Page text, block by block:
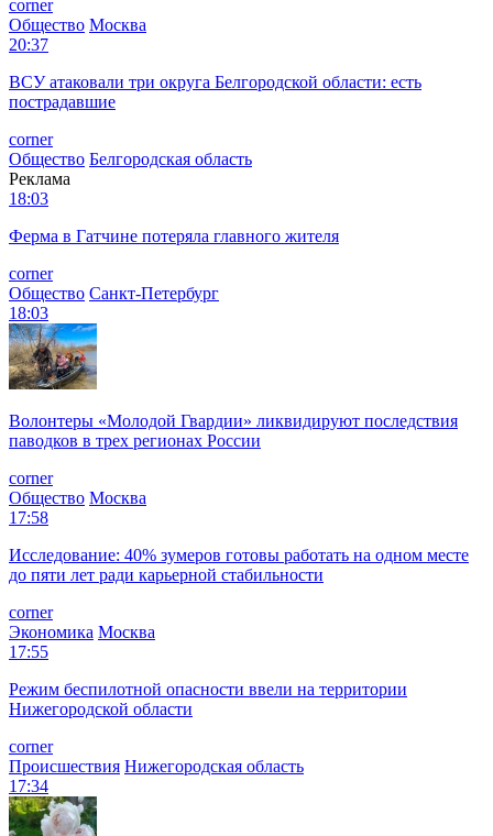
corner
Общество Москва
20:37
ВСУ атаковали три округа Белгородской области: есть
пострадавшие
corner
Общество Белгородская область
Реклама
18:03
Ферма в Гатчине потеряла главного жителя
corner
Общество Санкт-Петербург
18:03
Волонтеры «Молодой Гвардии» ликвидируют последствия
паводков в трех регионах России
corner
Общество Москва
17:58
Исследование: 40% зумеров готовы работать на одном месте
до пяти лет ради карьерной стабильности
corner
Экономика Москва
17:55
Режим беспилотной опасности ввели на территории
Нижегородской области
corner
Происшествия Нижегородская область
17:34